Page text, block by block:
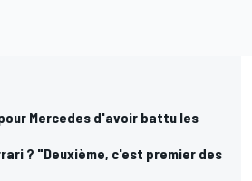
Mercedes d'avoir battu les
? "Deuxième, c'est premier des